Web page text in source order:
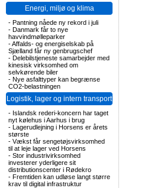
Energi, miljø og klima
- Pantning nåede ny rekord i juli
- Danmark får to nye
havvindmølleparker
-Affalds- og energiselskab på
Sjælland får ny genbrugschef
- Delebilstjeneste samarbejder med
kinesisk virksomhed om
selvkørende biler
- Nye asfalttyper kan begrænse
CO2-belastningen
Logistik, lager og intern transport
- Islandsk rederi-koncern har taget
nyt kølehus i Aarhus i brug
- Lagerudlejning i Horsens er årets
største
- Vækst får sengetøjsvirksomhed
til at leje lager ved Horsens
- Stor industrivirksomhed
investerer yderligere sit
distributionscenter i Rødekro
- Fremtiden kan udløse langt større
krav til digital infrastruktur